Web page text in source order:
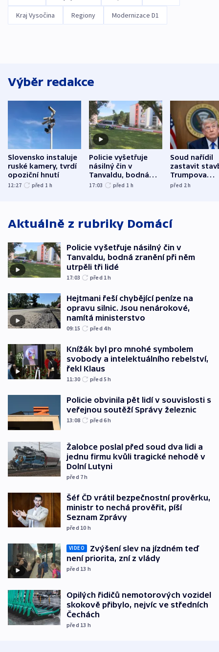
Kraj Vysočina Regiony Modernizace D1
Výběr redakce
Slovensko instaluje
ruské kamery, tvrdí
opoziční hnutí
12:27 před 1 h
Policie vyšetřuje
násilný čin v
Tanvaldu, bodná
zranění při něm
17:03 před 1 h
Soud nařídil
zastavit
Trumpova
tanečního
před 2h
Aktuálně z rubriky Domácí
Policie vyšetřuje násilný čin v
Tanvaldu, bodná zranění při něm
utrpěli tři lidé
17:03 před 1h
Hejtmani řeší chybějící peníze na
opravu silnic. Jsou nenárokové,
namítá ministerstvo
09:15 před 4h
Knížák byl pro mnohé symbolem
svobody a intelektuálního rebelství,
řekl Klaus
11:30 před 5h
Policie obvinila pět lidí v souvislosti s
veřejnou soutěží Správy železnic
13:08 před 6h
Žalobce poslal před soud dva lidi a
jednu firmu kvůli tragické nehodě v
Dolní Lutyni
před 7h
Šéf ČD vrátil bezpečnostní prověrku,
ministr to nechá prověřit, píší
Seznam Zprávy
před 10 h
VIDEO
Zvýšení slev na jízdném teď
není priorita, zní z vlády
před 13 h
Opilých řidičů nemotorových vozidel
skokově přibylo, nejvíc ve středních
Čechách
před 13 h